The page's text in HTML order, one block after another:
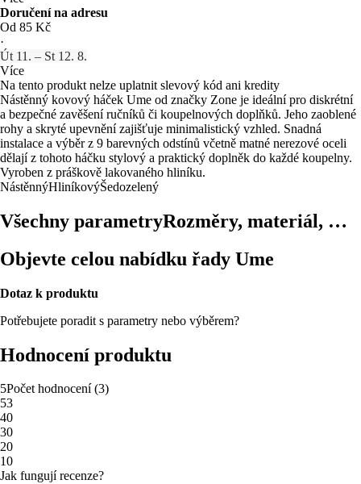
Doručení na adresu
Od 85 Kč
·
Út 11. – St 12. 8.
Více
Na tento produkt nelze uplatnit slevový kód ani kredity
Nástěnný kovový háček Ume od značky Zone je ideální pro diskrétní
a bezpečné zavěšení ručníků či koupelnových doplňků. Jeho zaoblené
rohy a skryté upevnění zajišťuje minimalistický vzhled. Snadná
instalace a výběr z 9 barevných odstínů včetně matné nerezové oceli
dělají z tohoto háčku stylový a praktický doplněk do každé koupelny.
Vyroben z práškově lakovaného hliníku.
NástěnnýHliníkovýŠedozelený
Všechny parametryRozměry, materiál, …
Objevte celou nabídku řady Ume
Dotaz k produktu
Potřebujete poradit s parametry nebo výběrem?
Hodnocení produktu
5Počet hodnocení(3)
53
40
30
20
10
Jak fungují recenze?